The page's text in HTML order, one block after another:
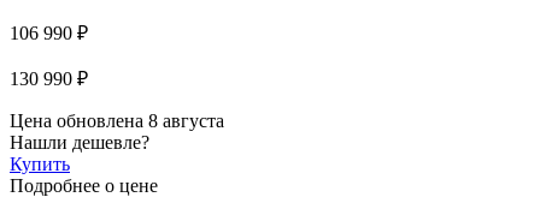
106 990 ₽
130 990 ₽
Цена обновлена 8 августа
Нашли дешевле?
Купить
Подробнее о цене